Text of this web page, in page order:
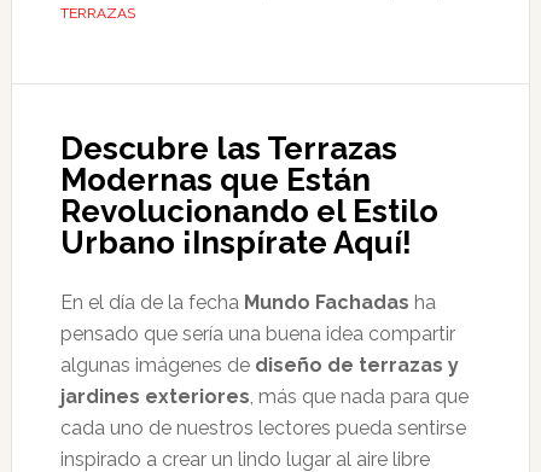
TERRAZAS
Descubre las Terrazas
Modernas que Están
Revolucionando el Estilo
Urbano ¡Inspírate Aquí!
En el día de la fecha Mundo Fachadas ha
pensado que sería una buena idea compartir
algunas imágenes de diseño de terrazas y
jardines exteriores , más que nada para que
cada uno de nuestros lectores pueda sentirse
inspirado a crear un lindo lugar al aire libre